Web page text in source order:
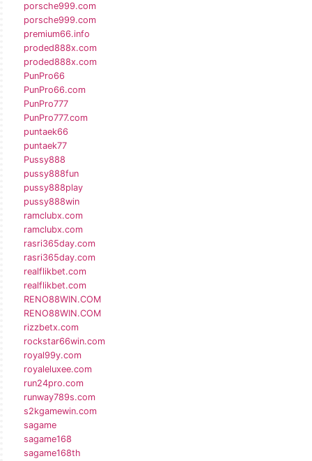
porsche999.com
porsche999.com
premium66.info
proded888x.com
proded888x.com
PunPro66
PunPro66.com
PunPro777
PunPro777.com
puntaek66
puntaek77
Pussy888
pussy888fun
pussy888play
pussy888win
ramclubx.com
ramclubx.com
rasri365day.com
rasri365day.com
realflikbet.com
realflikbet.com
RENO88WIN.COM
RENO88WIN.COM
rizzbetx.com
rockstar66win.com
royal99y.com
royaleluxee.com
run24pro.com
runway789s.com
s2kgamewin.com
sagame
sagame168
sagame168th